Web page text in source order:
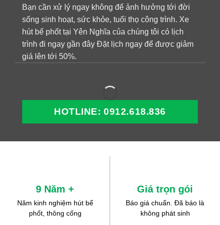
Bạn cần xử lý ngay không để ảnh hưởng tới đời
sống sinh hoạt, sức khỏe, tuổi thọ công trình. Xe
hút bể phốt tại Yên Nghĩa của chúng tôi có lịch
trình đi ngay gần đây Đặt lịch ngay để được giảm
giá lên tới 50%.
HOTLINE: 0912.618.836
9 Năm +
Năm kinh nghiệm hút bể
phốt, thông cống
Giá trọn gói
Báo giá chuẩn. Đã báo là
không phát sinh